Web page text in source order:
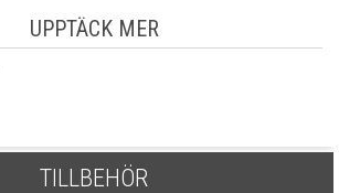
UPPTÄCK MER
TILLBEHÖR